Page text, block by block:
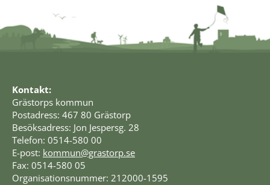
Kontakt:
Grästorps kommun
Postadress: 467 80 Grästorp
Besöksadress: Jon Jespersg. 28
Telefon: 0514-580 00
E-post: kommun@grastorp.se
Fax: 0514-580 05
Organisationsnummer: 212000-1595